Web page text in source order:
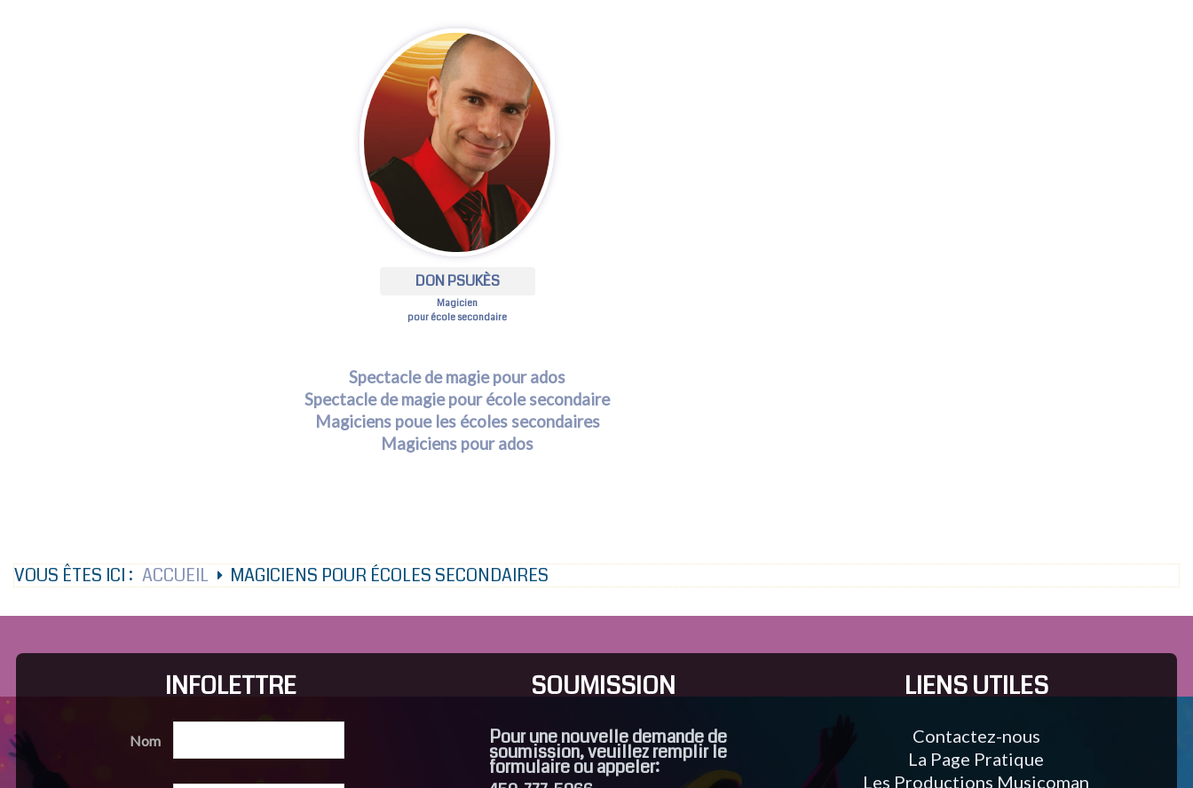
DON PSUKÈS
Magicien
pour école secondaire
Spectacle de magie pour ados
Spectacle de magie pour école secondaire
Magiciens poue les écoles secondaires
Magiciens pour ados
VOUS ÊTES ICI : ACCUEIL MAGICIENS POUR ÉCOLES SECONDAIRES
INFOLETTRE
Nom
SOUMISSION
Pour une nouvelle demande de
soumission, veuillez remplir le
formulaire ou appeler:
LIENS UTILES
Contactez-nous
La Page Pratique
Les Productions Musicoman